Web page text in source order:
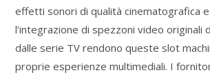
effetti sonori di qualità cinematografica
l’integrazione di spezzoni video originali
dalle serie TV rendono queste slot
proprie esperienze multimediali. I